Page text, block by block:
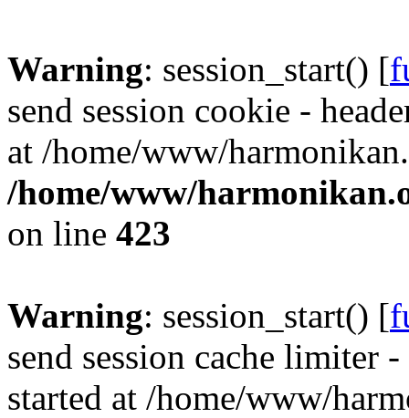
Warning: session_start() [
send session cookie -
at /home/www/
/home/www/
on line 423
Warning: session_start() [
send session cache limiter
started at /home/www/